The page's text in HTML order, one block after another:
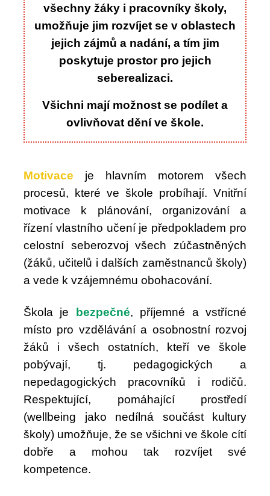
všechny žáky i pracovníky školy,
umožňuje jim rozvíjet se v oblastech
jejich zájmů a nadání, a tím jim
poskytuje prostor pro jejich
seberealizaci.
Všichni mají možnost se podílet a
ovlivňovat dění ve škole.
Motivace
je hlavním motorem všech
procesů, které ve škole probíhají. Vnitřní
motivace k plánování, organizování a
řízení vlastního učení je předpokladem pro
celostní seberozvoj všech zúčastněných
(žáků, učitelů i dalších zaměstnanců školy)
a vede k vzájemnému obohacování.
Škola je bezpečné, příjemné a vstřícné
místo pro vzdělávání a osobnostní rozvoj
žáků i všech ostatních, kteří ve
škole
pobývají, tj. pedagogických a
nepedagogických pracovníků i rodičů.
Respektující, pomáhající prostředí
(wellbeing jako nedílná součást kultury
školy) umožňuje, že se všichni ve škole cítí
dobře a mohou tak rozvíjet své
kompetence.